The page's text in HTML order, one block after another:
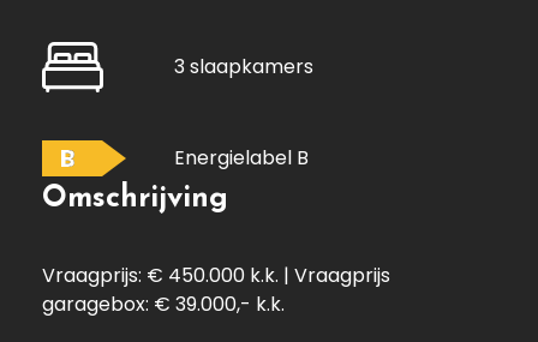
3 slaapkamers
B Energielabel B
Omschrijving
Vraagprijs: € 450.000 k.k. | Vraagprijs
garagebox: € 39.000,- k.k.